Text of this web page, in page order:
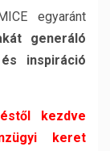
egyaránt
generáló
inspiráció
kezdve
keret